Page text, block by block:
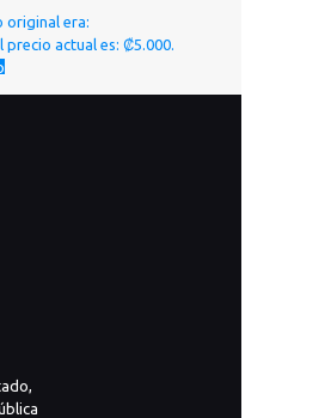
original era:
precio actual es: ₡5.000.